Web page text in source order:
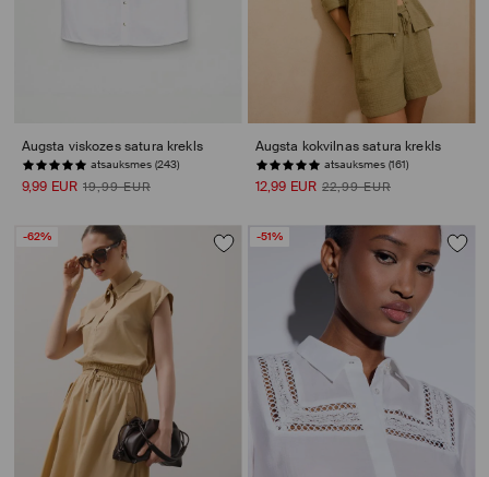
Augsta viskozes satura krekls
atsauksmes (243)
9,99 EUR 19,99 EUR
Augsta kokvilnas satura krekls
atsauksmes (161)
12,99 EUR 22,99 EUR
-62% -51%